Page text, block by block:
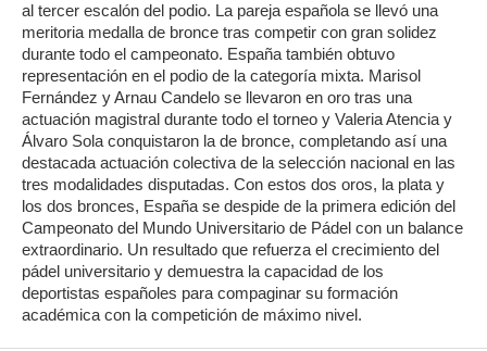
al tercer escalón del podio. La pareja española se llevó una
meritoria medalla de bronce tras competir con gran solidez
durante todo el campeonato. España también obtuvo
representación en el podio de la categoría mixta. Marisol
Fernández y Arnau Candelo se llevaron en oro tras una
actuación magistral durante todo el torneo y Valeria Atencia y
Álvaro Sola conquistaron la de bronce, completando así una
destacada actuación colectiva de la selección nacional en las
tres modalidades disputadas. Con estos dos oros, la plata y
los dos bronces, España se despide de la primera edición del
Campeonato del Mundo Universitario de Pádel con un balance
extraordinario. Un resultado que refuerza el crecimiento del
pádel universitario y demuestra la capacidad de los
deportistas españoles para compaginar su formación
académica con la competición de máximo nivel.